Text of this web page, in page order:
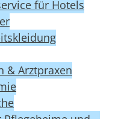
für Hotels
& Arztpraxen